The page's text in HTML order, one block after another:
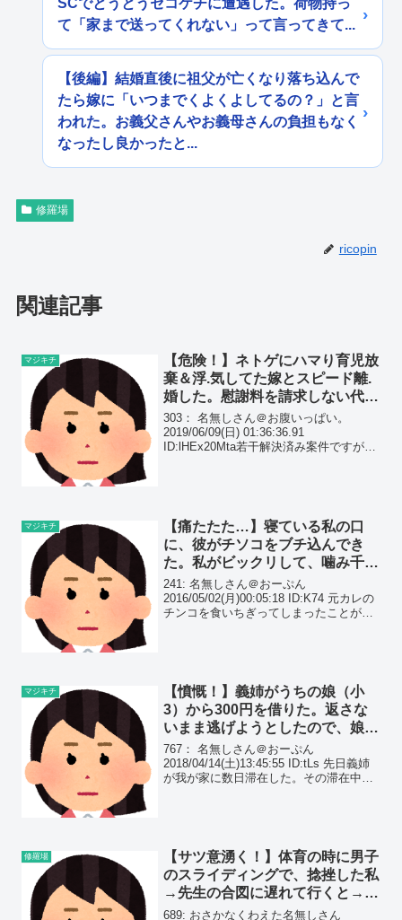
て「家まで送ってくれない」って言ってきて...
【後編】結婚直後に祖父が亡くなり落ち込んで
たら嫁に「いつまでくよくよしてるの？」と言
われた。お義父さんやお義母さんの負担もなく
なったし良かったと...
修羅場
ricopin
関連記事
マジキチ
【危険！】ネトゲにハマり育児放
棄＆浮.気してた嫁とスピード離.
婚した。慰謝料を請求しない代わ
りに、親権をオレに譲る条件に…
303： 名無しさん＠お腹いっぱい。
2019/06/09(日) 01:36:36.91
ID:lHEx20Mta若干解決済み案件ですが吐
マジキチ
【痛たたた…】寝ている私の口
に、彼がチソコをブチ込んでき
た。私がビックリして、噛み千切
ってしまうと…
241: 名無しさん＠おーぷん
2016/05/02(月)00:05:18 ID:K74 元カレの
チンコを食いちぎってしまったことがあ
マジキチ
【憤慨！】義姉がうちの娘（小
3）から300円を借りた。返さな
いまま逃げようとしたので、娘が
言い辛そうに返却を求めたら…
767： 名無しさん＠おーぷん
2018/04/14(土)13:45:55 ID:tLs 先日義姉
が我が家に数日滞在した。その滞在中に
修羅場
【サツ意湧く！】体育の時に男子
のスライディングで、捻挫した私
→先生の合図に遅れて行くと→ス
ピーチ台に上がるように言われ
689: おさかなくわえた名無しさん